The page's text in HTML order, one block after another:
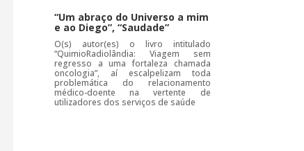
“Um abraço do Universo a mim
e ao Diego”, “Saudade”
O(s) autor(es) o livro intitulado
“QuimioRadiolândia: Viagem sem
regresso a uma fortaleza chamada
oncologia”, aí escalpelizam toda
problemática do relacionamento
médico-doente na vertente de
utilizadores dos serviços de saúde